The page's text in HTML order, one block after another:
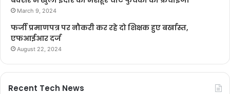
March 9, 2024
फर्जी प्रमाणपत्र पर नौकरी कर रहे दो शिक्षक हुए बर्खास्त,
एफआईआर दर्ज
August 22, 2024
Recent Tech News